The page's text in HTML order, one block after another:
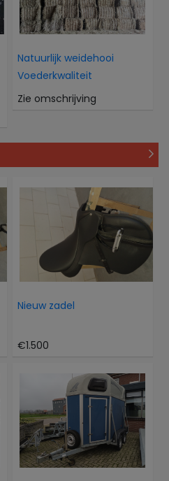
Natuurlijk weidehooi
Voederkwaliteit
Zie omschrijving
Nieuw zadel
€1.500